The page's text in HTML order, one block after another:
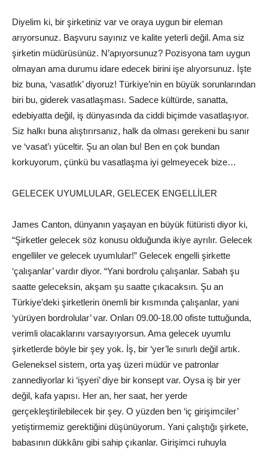
Diyelim ki, bir şirketiniz var ve oraya uygun bir eleman
arıyorsunuz. Başvuru sayınız ve kalite yeterli değil. Ama siz
şirketin müdürüsünüz. N’apıyorsunuz? Pozisyona tam uygun
olmayan ama durumu idare edecek birini işe alıyorsunuz. İşte
biz buna, ‘vasatlık’ diyoruz! Türkiye’nin en büyük sorunlarından
biri bu, giderek vasatlaşması. Sadece kültürde, sanatta,
edebiyatta değil, iş dünyasında da ciddi biçimde vasatlaşıyor.
Siz halkı buna alıştırırsanız, halk da olması gerekeni bu sanır
ve ‘vasat’ı yüceltir. Şu an olan bu! Ben en çok bundan
korkuyorum, çünkü bu vasatlaşma iyi gelmeyecek bize…
GELECEK UYUMLULAR, GELECEK ENGELLİLER
James Canton, dünyanın yaşayan en büyük fütüristi diyor ki,
“Şirketler gelecek söz konusu olduğunda ikiye ayrılır. Gelecek
engelliler ve gelecek uyumlular!” Gelecek engelli şirkette
‘çalışanlar’ vardır diyor. “Yani bordrolu çalışanlar. Sabah şu
saatte geleceksin, akşam şu saatte çıkacaksın. Şu an
Türkiye’deki şirketlerin önemli bir kısmında çalışanlar, yani
‘yürüyen bordrolular’ var. Onları 09.00-18.00 ofiste tuttuğunda,
verimli olacaklarını varsayıyorsun. Ama gelecek uyumlu
şirketlerde böyle bir şey yok. İş, bir ‘yer’le sınırlı değil artık.
Geleneksel sistem, orta yaş üzeri müdür ve patronlar
zannediyorlar ki ‘işyeri’ diye bir konsept var. Oysa iş bir yer
değil, kafa yapısı. Her an, her saat, her yerde
gerçekleştirilebilecek bir şey. O yüzden ben ‘iç girişimciler’
yetiştirmemiz gerektiğini düşünüyorum. Yani çalıştığı şirkete,
babasının dükkânı gibi sahip çıkanlar. Girişimci ruhuyla